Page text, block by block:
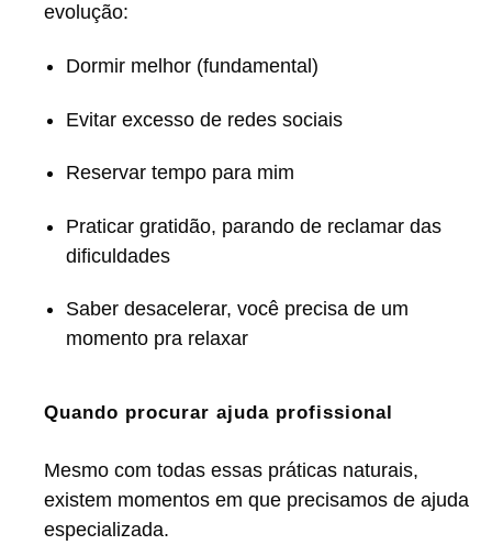
evolução:
Dormir melhor (fundamental)
Evitar excesso de redes sociais
Reservar tempo para mim
Praticar gratidão, parando de reclamar das
dificuldades
Saber desacelerar, você precisa de um
momento pra relaxar
Quando procurar ajuda profissional
Mesmo com todas essas práticas naturais,
existem momentos em que precisamos de ajuda
especializada.